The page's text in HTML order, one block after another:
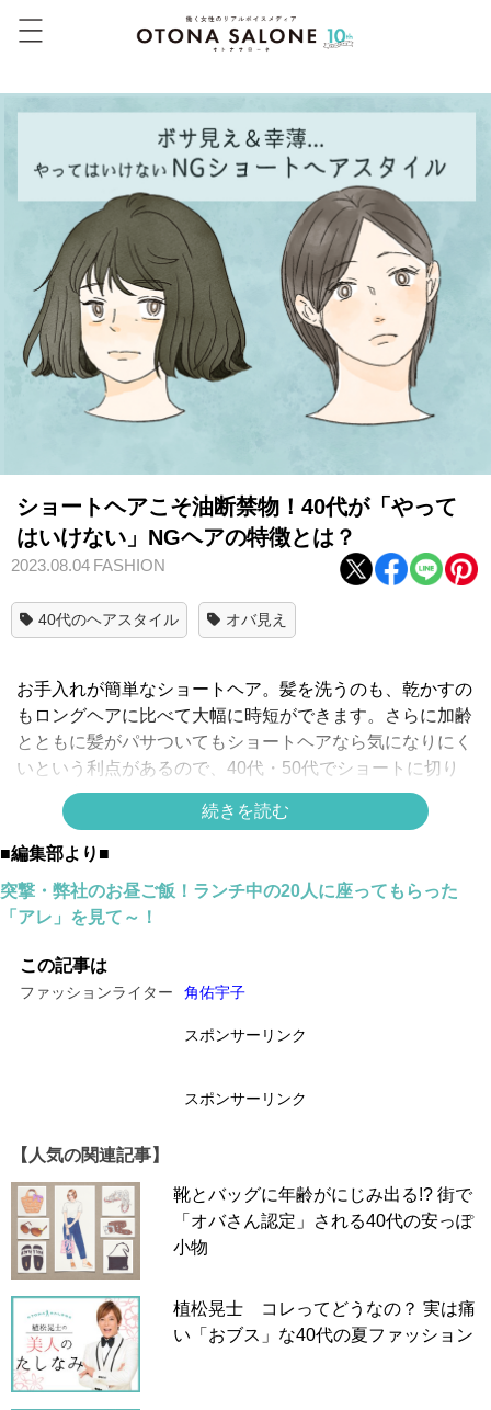
ショートヘアこそ油断禁物！40代が「やって
はいけない」NGヘアの特徴とは？
2023.08.04 FASHION
40代のヘアスタイル オバ見え
お手入れが簡単なショートヘア。髪を洗うのも、乾かすの
もロングヘアに比べて大幅に時短ができます。さらに加齢
とともに髪がパサついてもショートヘアなら気になりにく
いという利点があるので、40代・50代でショートに切り
替える方も多いようです。しかし、だからといって気を抜
くと知らぬ間に残念ショートになっていることも…。そこ
で今回は、40代以降の大人世代がやってはいけないショー
かりやりがち【NGデニムコーデ】の特徴とは？
続きを読む
■編集部より■
突撃・弊社のお昼ご飯！ランチ中の20人に座ってもらった
「アレ」を見て～！
この記事は
ファッションライター 角佑宇子
スポンサーリンク
スポンサーリンク
【人気の関連記事】
靴とバッグに年齢がにじみ出る!? 街で
「オバさん認定」される40代の安っぽ
小物
植松晃士 コレってどうなの？ 実は痛
い「おブス」な40代の夏ファッション